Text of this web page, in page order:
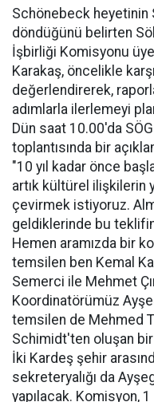
Schönebeck
döndüğünü belirten
İşbirliği Komisyonu
Karakaş, öncelikle
değerlendirerek,
adımlarla ilerlemeyi
Dün saat 10.00'da
toplantısında bir
"10 yıl kadar önce
artık kültürel ilişkilerin
çevirmek istiyoruz.
geldiklerinde bu
Hemen aramızda bir
temsilen ben Kemal
Semerci ile Mehmet
Koordinatörümüz
temsilen de Mehmed
Schimidt'ten oluşan
İki Kardeş şehir
sekreteryalığı da
yapılacak. Komisyon,